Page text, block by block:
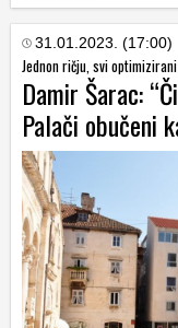
31.01.2023. (17:00)
Jednon ričju, svi optimizirani
Damir Šarac:
Palači obučeni